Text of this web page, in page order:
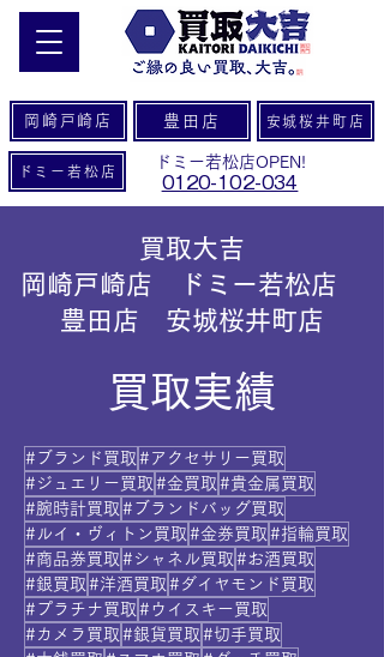
岡崎戸崎店 豊田店 安城桜井町店
ドミー若松店
ドミー若松店OPEN!
0120-102-034
買取大吉
岡崎戸崎店 ドミー若松店
豊田店 安城桜井町店
買取実績
#ブランド買取 #アクセサリー買取
#ジュエリー買取 #金買取 #貴金属買取
#腕時計買取 #ブランドバッグ買取
#ルイ・ヴィトン買取 #金券買取 #指輪買取
#商品券買取 #シャネル買取 #お酒買取
#銀買取 #洋酒買取 #ダイヤモンド買取
#プラチナ買取 #ウイスキー買取
#カメラ買取 #銀貨買取 #切手買取